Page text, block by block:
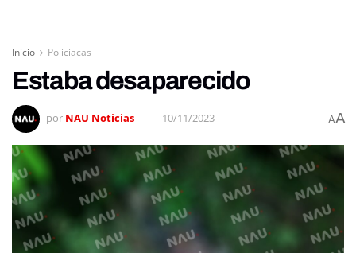
Inicio Policiacas
Estaba desaparecido
por NAU Noticias 10/11/2023 AA